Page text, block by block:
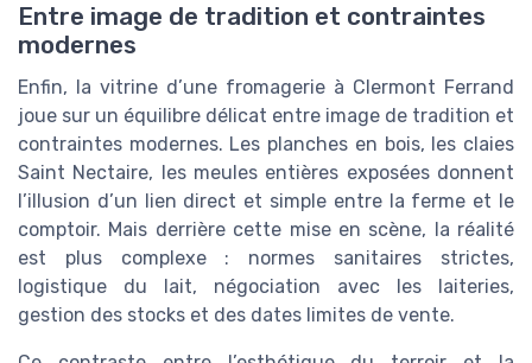
Entre image de tradition et contraintes
modernes
Enfin, la vitrine d’une fromagerie à Clermont Ferrand
joue sur un équilibre délicat entre image de tradition et
contraintes modernes. Les planches en bois, les claies
Saint Nectaire, les meules entières exposées donnent
l’illusion d’un lien direct et simple entre la ferme et le
comptoir. Mais derrière cette mise en scène, la réalité
est plus complexe : normes sanitaires strictes,
logistique du lait, négociation avec les laiteries,
gestion des stocks et des dates limites de vente.